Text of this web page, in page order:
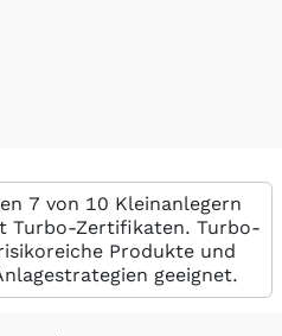
7 von 10 Kleinanlegern
Turbo-Zertifikaten. Turbo-
Produkte und
geeignet.